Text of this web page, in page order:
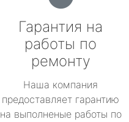
Гарантия на
работы по
ремонту
Наша компания
предоставляет гарантию
на выполненые работы по